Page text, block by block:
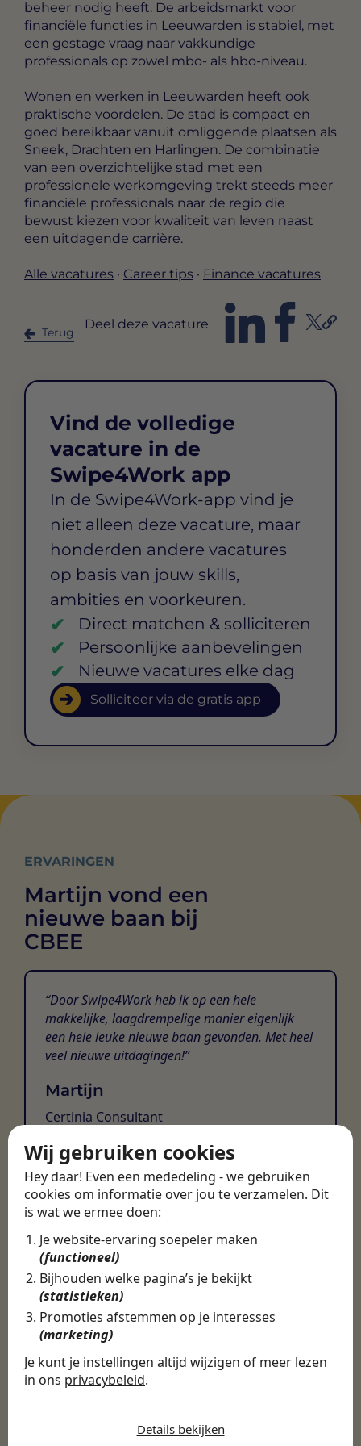
Wij gebruiken cookies
Hey daar! Even een mededeling - we gebruiken
cookies om informatie over jou te verzamelen. Dit
is wat we ermee doen:
Je website-ervaring soepeler maken
(functioneel)
Bijhouden welke pagina’s je bekijkt
(statistieken)
Promoties afstemmen op je interesses
(marketing)
Je kunt je instellingen altijd wijzigen of meer lezen
in ons privacybeleid.
Details bekijken
beheer nodig heeft. De arbeidsmarkt voor
financiële functies in Leeuwarden is stabiel, met
een gestage vraag naar vakkundige
professionals op zowel mbo- als hbo-niveau.
Wonen en werken in Leeuwarden heeft ook
praktische voordelen. De stad is compact en
goed bereikbaar vanuit omliggende plaatsen als
Sneek, Drachten en Harlingen. De combinatie
van een overzichtelijke stad met een
professionele werkomgeving trekt steeds meer
financiële professionals naar de regio die
bewust kiezen voor kwaliteit van leven naast
een uitdagende carrière.
Alle vacatures · Career tips · Finance vacatures
Terug
Deel deze vacature
Vind de volledige
vacature in de
Swipe4Work app
In de Swipe4Work-app vind je
niet alleen deze vacature, maar
honderden andere vacatures
op basis van jouw skills,
ambities en voorkeuren.
Direct matchen & solliciteren
Persoonlijke aanbevelingen
Nieuwe vacatures elke dag
Solliciteer via de gratis app
ERVARINGEN
Martijn vond een
nieuwe baan bij
CBEE
Door Swipe4Work heb ik op een hele
makkelijke, laagdrempelige manier eigenlijk
een hele leuke nieuwe baan gevonden. Met heel
veel nieuwe uitdagingen!
Martijn
Certinia Consultant